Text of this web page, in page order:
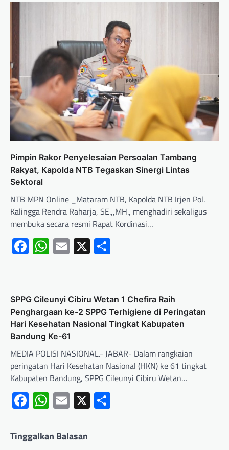
Pimpin Rakor Penyelesaian Persoalan Tambang
Rakyat, Kapolda NTB Tegaskan Sinergi Lintas
Sektoral
NTB MPN Online _Mataram NTB, Kapolda NTB Irjen Pol.
Kalingga Rendra Raharja, SE.,,MH., menghadiri sekaligus
membuka secara resmi Rapat Kordinasi…
Facebook
WhatsApp
Email
X
SPPG Cileunyi Cibiru Wetan 1 Chefira Raih
Penghargaan ke-2 SPPG Terhigiene di Peringatan
Hari Kesehatan Nasional Tingkat Kabupaten
Bandung Ke-61
MEDIA POLISI NASIONAL.- JABAR- Dalam rangkaian
peringatan Hari Kesehatan Nasional (HKN) ke 61 tingkat
Kabupaten Bandung, SPPG Cileunyi Cibiru Wetan…
Facebook
WhatsApp
Email
X
Tinggalkan Balasan